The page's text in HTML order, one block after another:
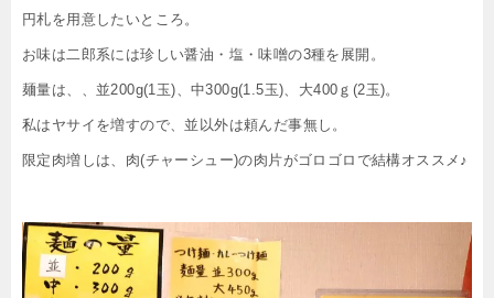
円札を用意したいところ。
お味は二郎系には珍しい醤油・塩・味噌の3種を展開。
麺量は、、並200g(1玉)、中300g(1.5玉)、大400ｇ(2玉)。
私はヤサイを増すので、並以外は頼んだ事無し。
限定肉増しは、肉(チャーシュー)の肉片がゴロゴロで結構オススメ♪